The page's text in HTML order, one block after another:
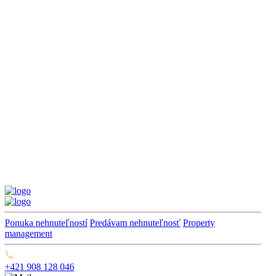
Ponuka nehnuteľností Predávam nehnuteľnosť Property
management
+421 908 128 046